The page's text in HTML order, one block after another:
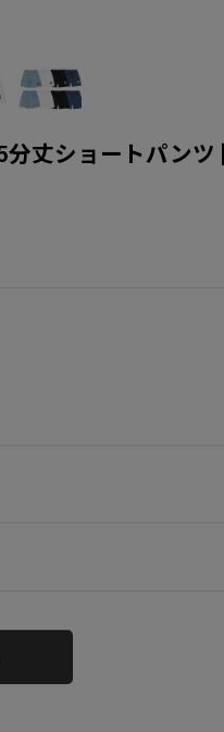
丈ショートパンツ